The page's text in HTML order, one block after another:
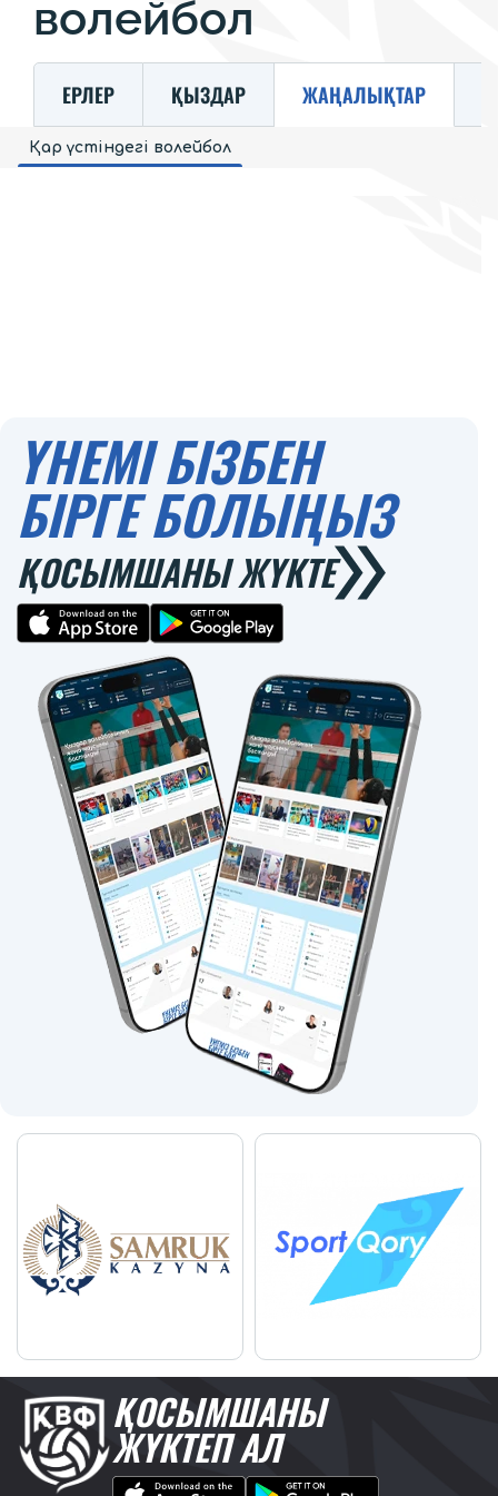
волейбол
ЕРЛЕР ҚЫЗДАР ЖАҢАЛЫҚТАР
Қар үстіндегі волейбол
ҮНЕМІ БІЗБЕН
БІРГЕ БОЛЫҢЫЗ
ҚОСЫМШАНЫ ЖҮКТЕ
ҚОСЫМШАНЫ
ЖҮКТЕП АЛ